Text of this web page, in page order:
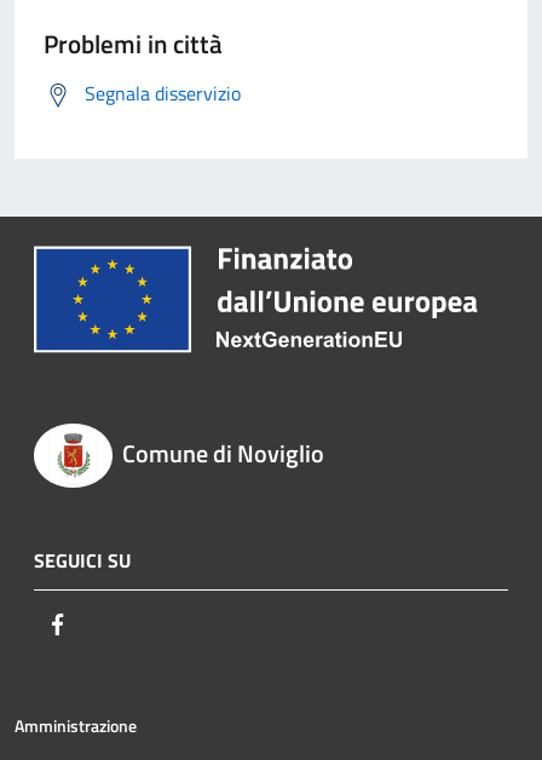
Problemi in città
Segnala disservizio
Comune di Noviglio
SEGUICI SU
Amministrazione